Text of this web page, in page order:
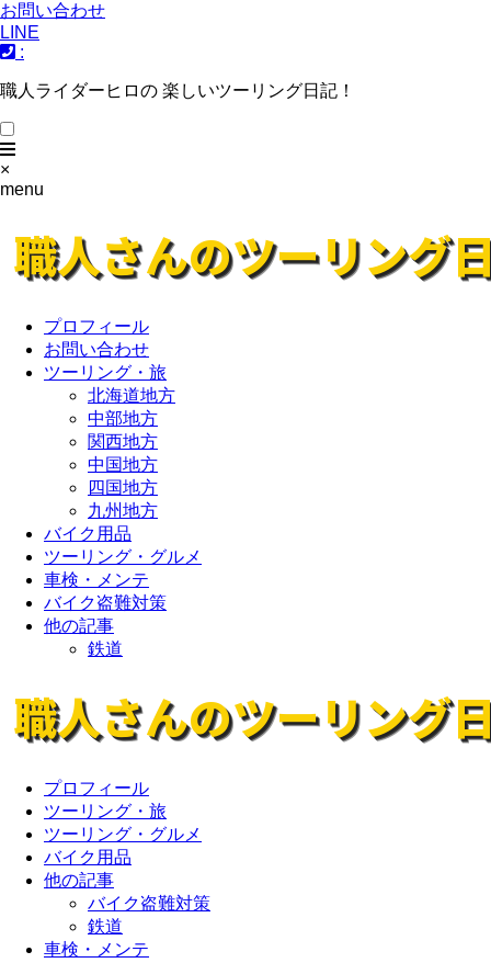
お問い合わせ
LINE
:
職人ライダーヒロの 楽しいツーリング日記！
×
menu
プロフィール
お問い合わせ
ツーリング・旅
北海道地方
中部地方
関西地方
中国地方
四国地方
九州地方
バイク用品
ツーリング・グルメ
車検・メンテ
バイク盗難対策
他の記事
鉄道
プロフィール
ツーリング・旅
ツーリング・グルメ
バイク用品
他の記事
バイク盗難対策
鉄道
車検・メンテ